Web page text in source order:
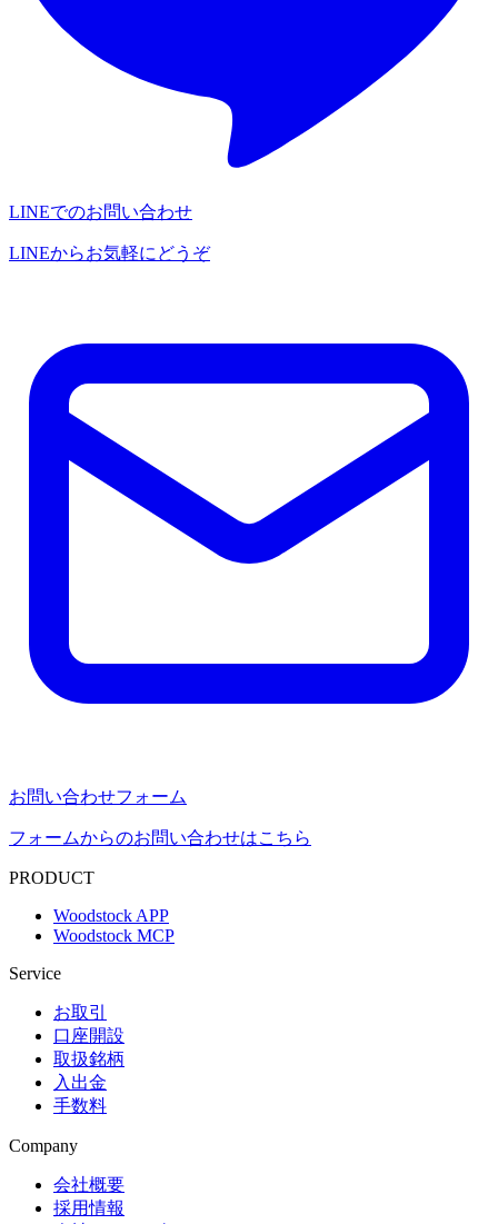
LINEでのお問い合わせ
LINEからお気軽にどうぞ
お問い合わせフォーム
フォームからのお問い合わせはこちら
PRODUCT
Woodstock APP
Woodstock MCP
Service
お取引
口座開設
取扱銘柄
入出金
手数料
Company
会社概要
採用情報